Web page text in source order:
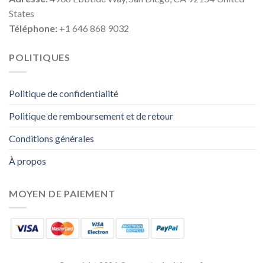
States
Téléphone: +1 646 868 9032
POLITIQUES
Politique de confidentialité
Politique de remboursement et de retour
Conditions générales
À propos
MOYEN DE PAIEMENT